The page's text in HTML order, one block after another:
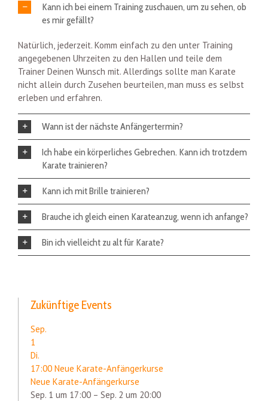
Kann ich bei einem Training zuschauen, um zu sehen, ob
es mir gefällt?
Natürlich, jederzeit. Komm einfach zu den unter Training
angegebenen Uhrzeiten zu den Hallen und teile dem
Trainer Deinen Wunsch mit. Allerdings sollte man Karate
nicht allein durch Zusehen beurteilen, man muss es selbst
erleben und erfahren.
Wann ist der nächste Anfängertermin?
Ich habe ein körperliches Gebrechen. Kann ich trotzdem
Karate trainieren?
Kann ich mit Brille trainieren?
Brauche ich gleich einen Karateanzug, wenn ich anfange?
Bin ich vielleicht zu alt für Karate?
Zukünftige Events
Sep.
1
Di.
17:00 Neue Karate-Anfängerkurse
Neue Karate-Anfängerkurse
Sep. 1 um 17:00 – Sep. 2 um 20:00